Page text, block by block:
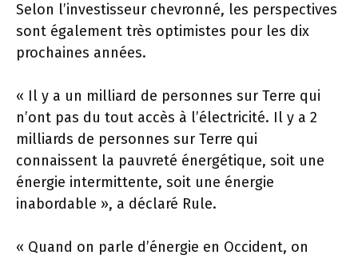
Selon l’investisseur chevronné, les perspectives
sont également très optimistes pour les dix
prochaines années.
« Il y a un milliard de personnes sur Terre qui
n’ont pas du tout accès à l’électricité. Il y a 2
milliards de personnes sur Terre qui
connaissent la pauvreté énergétique, soit une
énergie intermittente, soit une énergie
inabordable », a déclaré Rule.
« Quand on parle d’énergie en Occident, on